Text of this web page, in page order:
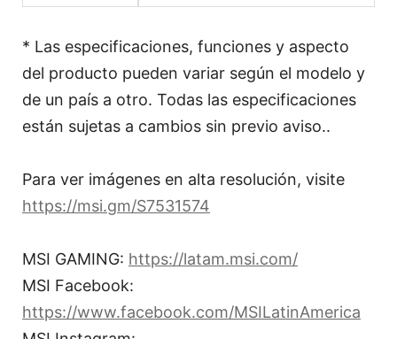
* Las especificaciones, funciones y aspecto
del producto pueden variar según el modelo y
de un país a otro. Todas las especificaciones
están sujetas a cambios sin previo aviso..
Para ver imágenes en alta resolución, visite
https://msi.gm/S7531574
MSI GAMING: https://latam.msi.com/
MSI Facebook:
https://www.facebook.com/MSILatinAmerica